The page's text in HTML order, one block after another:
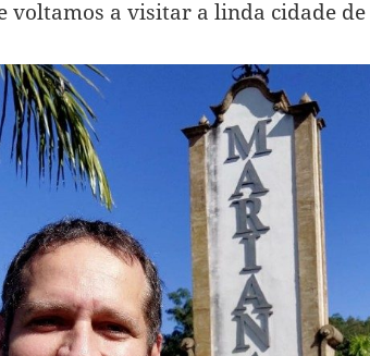
voltamos a visitar a linda cidade de